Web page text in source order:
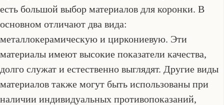
есть большой выбор материалов для коронки. В
основном отличают два вида:
металлокерамическую и циркониевую. Эти
материалы имеют высокие показатели качества,
долго служат и естественно выглядят. Другие виды
материалов также могут быть использованы при
наличии индивидуальных противопоказаний,